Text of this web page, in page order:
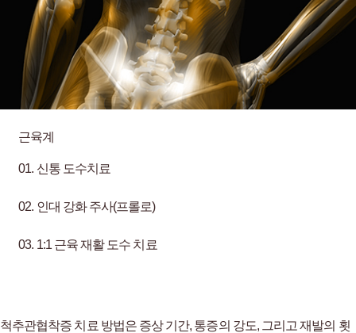
근육계
01. 신통 도수치료
02. 인대 강화 주사(프롤로)
03. 1:1 근육 재활 도수 치료
척추관협착증 치료 방법은 증상 기간, 통증의 강도, 그리고 재발의 횟